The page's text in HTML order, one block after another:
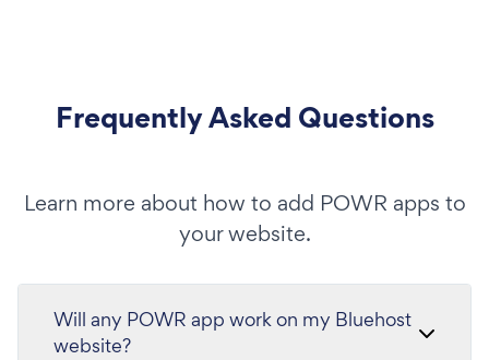
Frequently Asked Questions
Learn more about how to add POWR apps to
your website.
Will any POWR app work on my Bluehost
website?